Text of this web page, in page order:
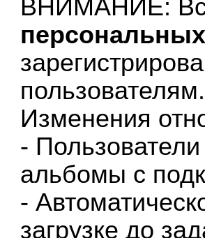
ВНИМАНИЕ:
пользователям.
Изменения
-
альбомы с
-
загрузке до